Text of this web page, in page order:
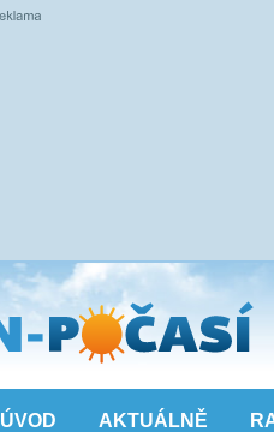
ÚVOD AKTUÁLNĚ